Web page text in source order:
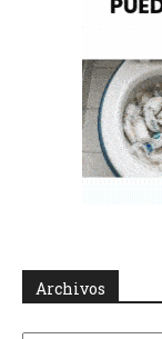
Archivos
Archivos